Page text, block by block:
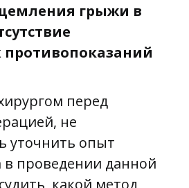
грыжи в
перед
не
уточнить опыт
в проведении данной
какой метод